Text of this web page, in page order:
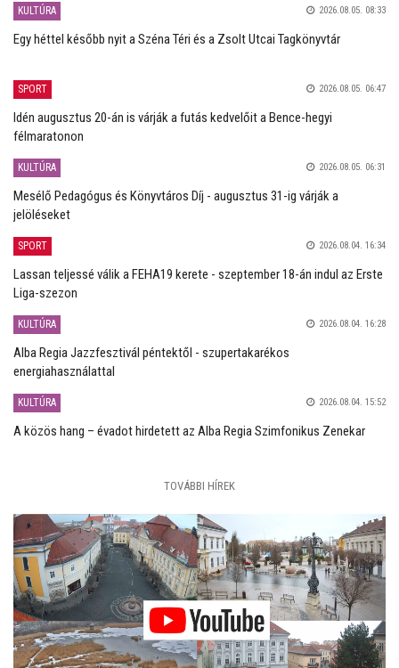
KULTÚRA 2026.08.05. 08:33
Egy héttel később nyit a Széna Téri és a Zsolt Utcai Tagkönyvtár
SPORT 2026.08.05. 06:47
Idén augusztus 20-án is várják a futás kedvelőit a Bence-hegyi
félmaratonon
KULTÚRA 2026.08.05. 06:31
Mesélő Pedagógus és Könyvtáros Díj - augusztus 31-ig várják a
jelöléseket
SPORT 2026.08.04. 16:34
Lassan teljessé válik a FEHA19 kerete - szeptember 18-án indul az Erste
Liga-szezon
KULTÚRA 2026.08.04. 16:28
Alba Regia Jazzfesztivál péntektől - szupertakarékos
energiahasználattal
KULTÚRA 2026.08.04. 15:52
A közös hang – évadot hirdetett az Alba Regia Szimfonikus Zenekar
TOVÁBBI HÍREK